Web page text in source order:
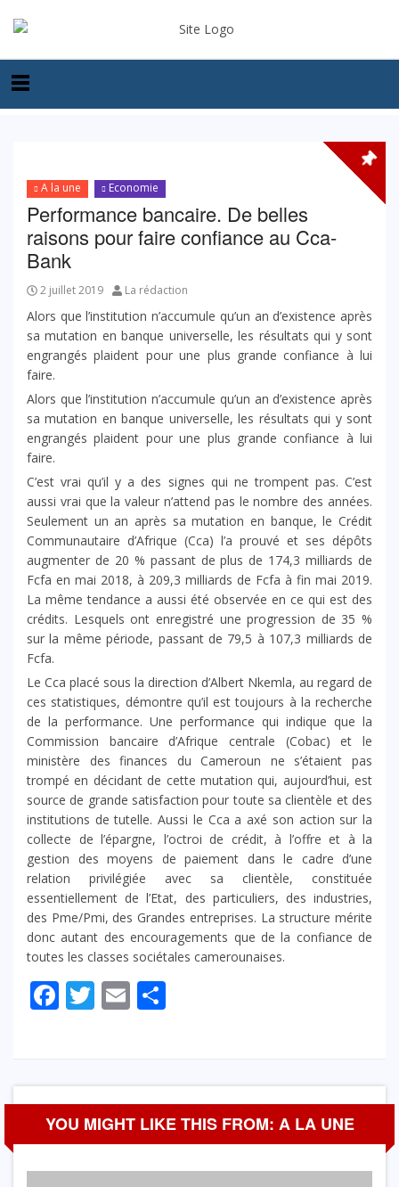
A la une Economie
Performance bancaire. De belles
raisons pour faire confiance au Cca-
Bank
2 juillet 2019 La rédaction
Alors que l’institution n’accumule qu’un an d’existence après
sa mutation en banque universelle, les résultats qui y sont
engrangés plaident pour une plus grande confiance à lui
faire.
Alors que l’institution n’accumule qu’un an d’existence après
sa mutation en banque universelle, les résultats qui y sont
engrangés plaident pour une plus grande confiance à lui
faire.
C’est vrai qu’il y a des signes qui ne trompent pas. C’est
aussi vrai que la valeur n’attend pas le nombre des années.
Seulement un an après sa mutation en banque, le Crédit
Communautaire d’Afrique (Cca) l’a prouvé et ses dépôts
augmenter de 20 % passant de plus de 174,3 milliards de
Fcfa en mai 2018, à 209,3 milliards de Fcfa à fin mai 2019.
La même tendance a aussi été observée en ce qui est des
crédits. Lesquels ont enregistré une progression de 35 %
sur la même période, passant de 79,5 à 107,3 milliards de
Fcfa.
Le Cca placé sous la direction d’Albert Nkemla, au regard de
ces statistiques, démontre qu’il est toujours à la recherche
de la performance. Une performance qui indique que la
Commission bancaire d’Afrique centrale (Cobac) et le
ministère des finances du Cameroun ne s’étaient pas
trompé en décidant de cette mutation qui, aujourd’hui, est
source de grande satisfaction pour toute sa clientèle et des
institutions de tutelle. Aussi le Cca a axé son action sur la
collecte de l’épargne, l’octroi de crédit, à l’offre et à la
gestion des moyens de paiement dans le cadre d’une
relation privilégiée avec sa clientèle, constituée
essentiellement de l’Etat, des particuliers, des industries,
des Pme/Pmi, des Grandes entreprises. La structure mérite
donc autant des encouragements que de la confiance de
toutes les classes sociétales camerounaises.
Facebook
Twitter
Email
YOU MIGHT LIKE THIS FROM: A LA UNE